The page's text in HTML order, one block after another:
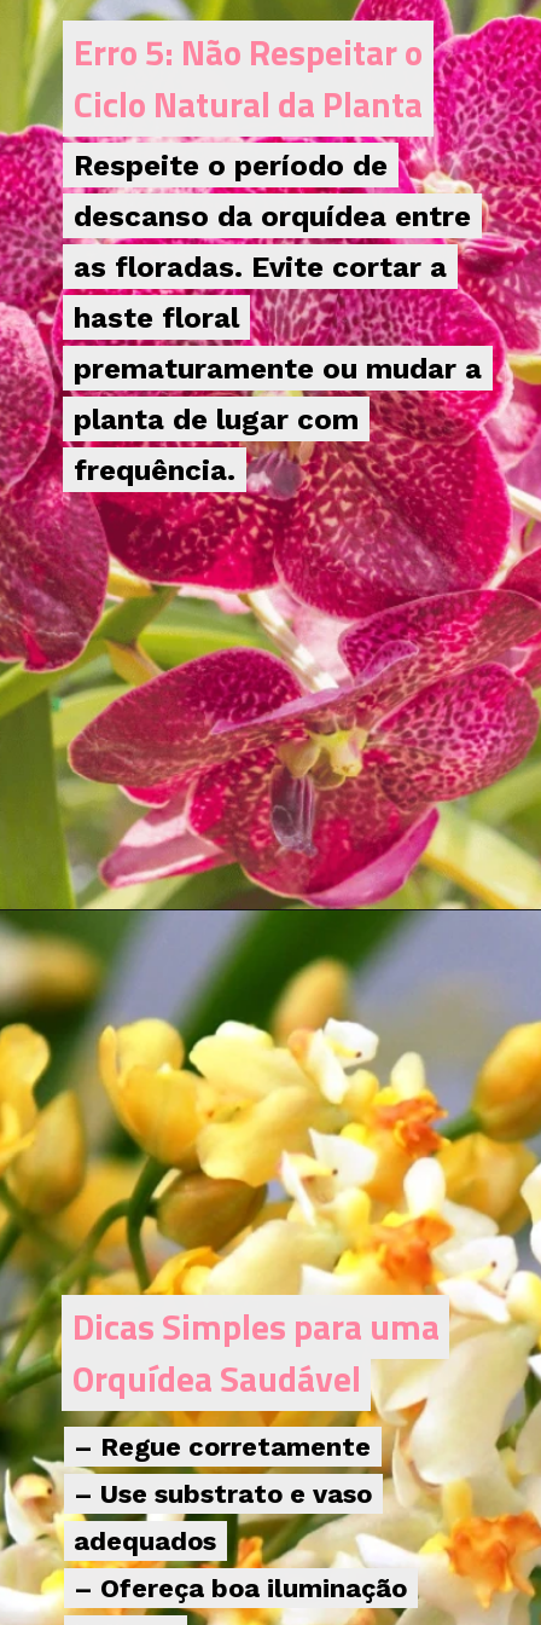
Respeite o período de
descanso da orquídea entre
as floradas. Evite cortar a
haste floral
prematuramente ou mudar a
planta de lugar com
frequência.
Respeite o período de
descanso da orquídea entre
as floradas. Evite cortar a
haste floral
prematuramente ou mudar a
planta de lugar com
frequência.
Erro 5: Não Respeitar o
Ciclo Natural da Planta
Erro 5: Não Respeitar o
Ciclo Natural da Planta
Opening
– Regue corretamente
– Use substrato e vaso
adequados
– Ofereça boa iluminação
– Regue corretamente
– Use substrato e vaso
adequados
– Ofereça boa iluminação
Dicas Simples para uma
Orquídea Saudável
Dicas Simples para uma
Orquídea Saudável